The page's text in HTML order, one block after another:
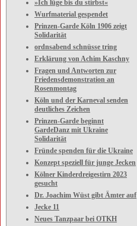
»Ich lüge bis du stirbst«
Wurfmaterial gespendet
Prinzen-Garde Köln 1906 zeigt
Solidarität
ordnsabend schnüsse tring
Erklärung von Achim Kaschny
Fragen und Antworten zur
Friedensdemonstration an
Rosenmontag
Köln und der Karneval senden
deutliches Zeichen
Prinzen-Garde beginnt
GardeDanz mit Ukraine
Solidarität
Fründe spenden für die Ukraine
Konzept speziell für junge Jecken
Kölner Kinderdreigestirn 2023
gesucht
Dr. Joachim Wüst gibt Ämter auf
Jecke 11
Neues Tanzpaar bei OTKH